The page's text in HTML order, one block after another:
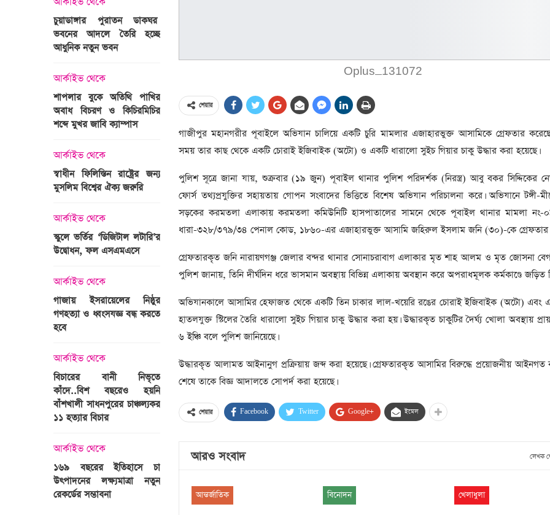
Oplus_131072
শেয়ার
গাজীপুর মহানগরীর পূবাইলে অভিযান চালিয়ে একটি চুরি মামলার এজাহারভুক্ত আসামিকে গ্রেফতার
সময় তার কাছ থেকে একটি চোরাই ইজিবাইক (অটো) ও একটি ধারালো সুইচ গিয়ার চাকু উদ্ধার করা হয়েছে।
পুলিশ সূত্রে জানা যায়, শুক্রবার (১৯ জুন) পূবাইল থানার পুলিশ পরিদর্শক (নিরস্ত্র) আবু বকর সিদ্দিকের
ফোর্স তথ্যপ্রযুক্তির সহায়তায় গোপন সংবাদের ভিত্তিতে বিশেষ অভিযান পরিচালনা করে। অভিযানে টঙ্গী-
সড়কের করমতলা এলাকায় করমতলা কমিউনিটি হাসপাতালের সামনে থেকে পূবাইল থানার মামলা
ধারা-৩২৮/৩৭৯/৩৪ পেনাল কোড, ১৮৬০-এর এজাহারভুক্ত আসামি জহিরুল ইসলাম জনি (৩০)-কে গ্রেফতার
গ্রেফতারকৃত জনি নারায়ণগঞ্জ জেলার বন্দর থানার সোনাচরাবাগ এলাকার মৃত শাহ আলম ও মৃত জোসনা
পুলিশ জানায়, তিনি দীর্ঘদিন ধরে ভাসমান অবস্থায় বিভিন্ন এলাকায় অবস্থান করে অপরাধমূলক কর্মকাণ্ডে জড়িত
অভিযানকালে আসামির হেফাজত থেকে একটি তিন চাকার লাল-খয়েরি রঙের চোরাই ইজিবাইক (অটো) এবং
হাতলযুক্ত স্টিলের তৈরি ধারালো সুইচ গিয়ার চাকু উদ্ধার করা হয়। উদ্ধারকৃত চাকুটির দৈর্ঘ্য খোলা অবস্থায়
৬ ইঞ্চি বলে পুলিশ জানিয়েছে।
উদ্ধারকৃত আলামত আইনানুগ প্রক্রিয়ায় জব্দ করা হয়েছে। গ্রেফতারকৃত আসামির বিরুদ্ধে প্রয়োজনীয় আইনগত
শেষে তাকে বিজ্ঞ আদালতে সোপর্দ করা হয়েছে।
শেয়ার Facebook Twitter Google+ ইমেল
আরও সংবাদ লেখক
আন্তর্জাতিক বিনোদন খেলাধুলা
চুয়াডাঙ্গার পুরাতন ডাকঘর
ভবনের আদলে তৈরি হচ্ছে
আধুনিক নতুন ভবন
আর্কাইভ থেকে
শাপলার বুকে অতিথি পাখির
অবাধ বিচরণ ও কিচিরমিচির
শব্দে মুখর জাবি ক্যাম্পাস
আর্কাইভ থেকে
স্বাধীন ফিলিস্তিন রাষ্ট্রের জন্য
মুসলিম বিশ্বের ঐক্য জরুরি
আর্কাইভ থেকে
স্কুলে ভর্তির ‘ডিজিটাল লটারি’র
উদ্বোধন, ফল এসএমএসে
আর্কাইভ থেকে
গাজায় ইসরায়েলের নিষ্ঠুর
গণহত্যা ও ধ্বংসযজ্ঞ বন্ধ করতে
হবে
আর্কাইভ থেকে
বিচারের বানী নিভৃতে
কাঁদে..বিশ বছরেও হয়নি
বাঁশখালী সাধনপুরের চাঞ্চল্যকর
১১ হত্যার বিচার
আর্কাইভ থেকে
১৬৯ বছরের ইতিহাসে চা
উৎপাদনের লক্ষ্যমাত্রা নতুন
রেকর্ডের সম্ভাবনা
অজ্ঞাত বন্দুকধারীর গুলিতে
মাওলানা তারেক জামিলের
আন্তর্জাতিক
বিশ্বকাপ ইাতহাসে সাকিবের
আরেকটি রেকর্ড
আর্কাইভ থেকে
টানেল উদ্বোধন : প্রধানমন্ত্রীর
জনসভায় যোগ দিচ্ছেন দলীয়
নেতাকর্মীরা
আর্কাইভ থেকে
ভারতজুড়ে চলছে ‘মুজিব:একটি
জাতির রূপকার ’সিনেমার
প্রচারণা
আর্কাইভ থেকে
ধর্ষককে পুলিশে দিল মা-বাবা
প্রস্তুত গাবতলীর হাট
সময় নিরবচ্ছিন্ন বিদ্যুৎ রাখার
নির্দেশ: প্রধানমন্ত্রী তারেক
দেশের ১১তম প্রধানমন্ত্রী হলেন
তারেক রহমান
আর্কাইভ থেকে
নতুন মন্ত্রিসভা ৫০ সদস্যের হতে
পারে, ২৫ পূর্ণমন্ত্রী, প্রতিমন্ত্রী
২৪
আর্কাইভ থেকে
সাবেক প্রধানমন্ত্রী খালেদা
শোক, প্রজ্ঞাপন জারি
আর নেই
আর্কাইভ থেকে
ঐতিহাসিক পাগলা
৫ বছর পর পর নির্বাচনি
সহিংসতার অভিঘাতে পর্যটন